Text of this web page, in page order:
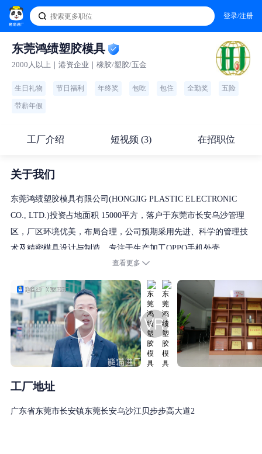
登录/注册
东莞鸿绩塑胶模具
2000人以上｜港资企业｜橡胶/塑胶/五金
生日礼物 节日福利 年终奖 包吃 包住 全勤奖 五险
带薪年假
工厂介绍 短视频 (3) 在招职位
关于我们
东莞鸿绩塑胶模具有限公司(HONGJIG PLASTIC ELECTRONIC
CO., LTD.)投资占地面积 15000平方，落户于东莞市长安乌沙管理
区，厂区环境优美，布局合理，公司预期采用先进、科学的管理技
术及精密模具设计与制造，专注于生产加工OPPO手机外壳、
请求职者通过智通人才网招聘系统应聘本公司的职位，或者通过本
公司在智通人才网上留下的联系方式与本公司联系，本公司不会用
手机的方式联系求职者，也不会在本公司所在地以外地点对求职者
查看更多
工厂地址
广东省东莞市长安镇东莞长安乌沙江贝步步高大道2